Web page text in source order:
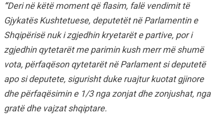
“Deri në këtë moment që flasim, falë vendimit të
Gjykatës Kushtetuese, deputetët në Parlamentin e
Shqipërisë nuk i zgjedhin kryetarët e partive, por i
zgjedhin qytetarët me parimin kush merr më shumë
vota, përfaqëson qytetarët në Parlament si deputetë
apo si deputete, sigurisht duke ruajtur kuotat gjinore
dhe përfaqësimin e 1/3 nga zonjat dhe zonjushat, nga
gratë dhe vajzat shqiptare.